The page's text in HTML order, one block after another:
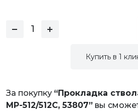
Купить в 1
За покупку “Прокладка
МР-512/512С, 53807” вы